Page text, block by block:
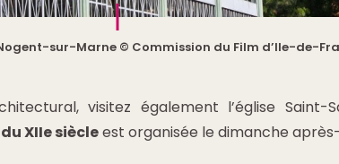
sur-Marne © Commission du Film d’Ile-de-
visitez également l’église Saint-
XIIe siècleest organisée le dimanche